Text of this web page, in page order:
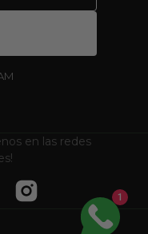
1
en las redes
Instagram